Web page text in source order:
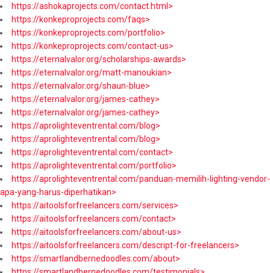
https://ashokaprojects.com/contact.html>
https://konkeproprojects.com/faqs>
https://konkeproprojects.com/portfolio>
https://konkeproprojects.com/contact-us>
https://eternalvalor.org/scholarships-awards>
https://eternalvalor.org/matt-manoukian>
https://eternalvalor.org/shaun-blue>
https://eternalvalor.org/james-cathey>
https://eternalvalor.org/james-cathey>
https://aprolighteventrental.com/blog>
https://aprolighteventrental.com/blog>
https://aprolighteventrental.com/contact>
https://aprolighteventrental.com/portfolio>
https://aprolighteventrental.com/panduan-memilih-lighting-vendor-
apa-yang-harus-diperhatikan>
https://aitoolsforfreelancers.com/services>
https://aitoolsforfreelancers.com/contact>
https://aitoolsforfreelancers.com/about-us>
https://aitoolsforfreelancers.com/descript-for-freelancers>
https://smartlandbernedoodles.com/about>